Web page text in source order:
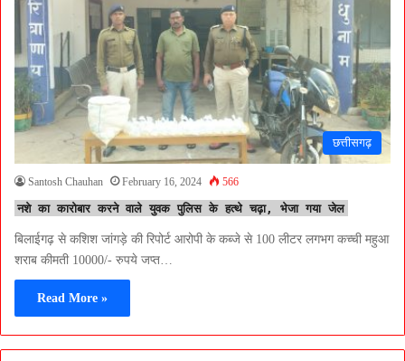
छत्तीसगढ़
Santosh Chauhan February 16, 2024 566
नशे का कारोबार करने वाले युवक पुलिस के हत्थे चढ़ा, भेजा गया जेल
बिलाईगढ़ से कशिश जांगड़े की रिपोर्ट आरोपी के कब्जे से 100 लीटर लगभग कच्ची महुआ
शराब कीमती 10000/- रुपये जप्त…
Read More »